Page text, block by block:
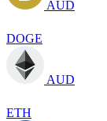
AUD
DOGE
AUD
ETH